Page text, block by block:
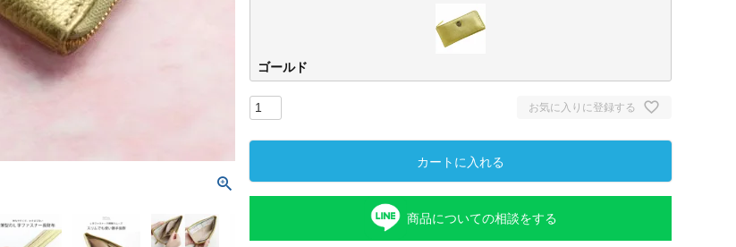
ゴールド
お気に入りに登録する
カートに入れる
商品についての相談をする